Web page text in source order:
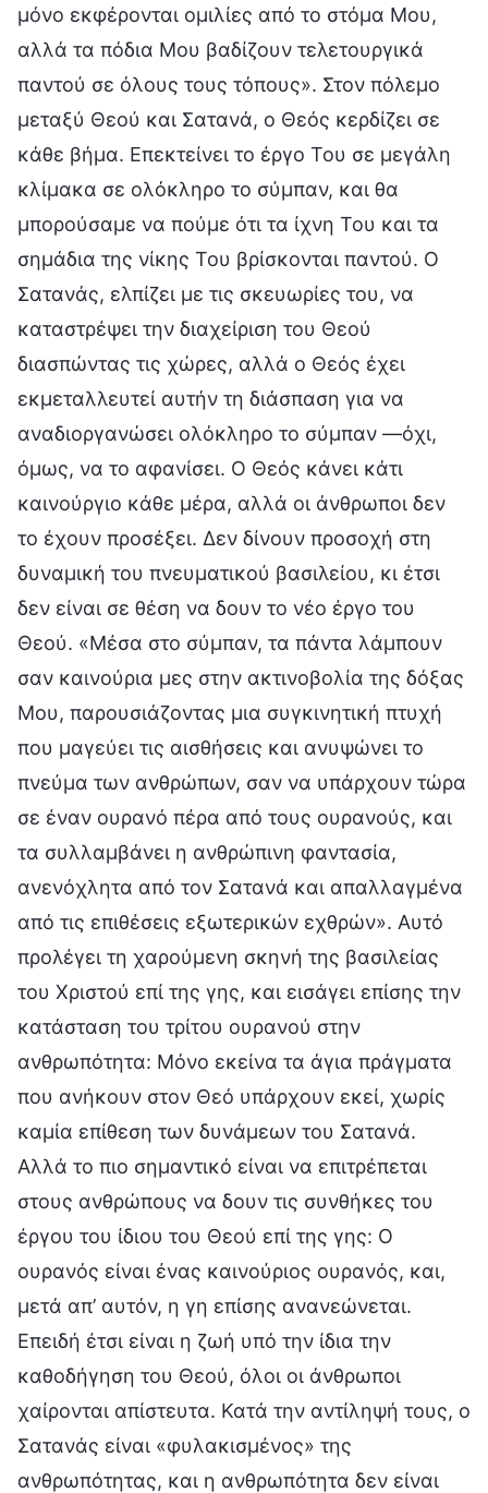
μόνο εκφέρονται ομιλίες από το στόμα Μου,
αλλά τα πόδια Μου βαδίζουν τελετουργικά
παντού σε όλους τους τόπους». Στον πόλεμο
μεταξύ Θεού και Σατανά, ο Θεός κερδίζει σε
κάθε βήμα. Επεκτείνει το έργο Του σε μεγάλη
κλίμακα σε ολόκληρο το σύμπαν, και θα
μπορούσαμε να πούμε ότι τα ίχνη Του και τα
σημάδια της νίκης Του βρίσκονται παντού. Ο
Σατανάς, ελπίζει με τις σκευωρίες του, να
καταστρέψει την διαχείριση του Θεού
διασπώντας τις χώρες, αλλά ο Θεός έχει
εκμεταλλευτεί αυτήν τη διάσπαση για να
αναδιοργανώσει ολόκληρο το σύμπαν —όχι,
όμως, να το αφανίσει. Ο Θεός κάνει κάτι
καινούργιο κάθε μέρα, αλλά οι άνθρωποι δεν
το έχουν προσέξει. Δεν δίνουν προσοχή στη
δυναμική του πνευματικού βασιλείου, κι έτσι
δεν είναι σε θέση να δουν το νέο έργο του
Θεού. «Μέσα στο σύμπαν, τα πάντα λάμπουν
σαν καινούρια μες στην ακτινοβολία της δόξας
Μου, παρουσιάζοντας μια συγκινητική πτυχή
που μαγεύει τις αισθήσεις και ανυψώνει το
πνεύμα των ανθρώπων, σαν να υπάρχουν τώρα
σε έναν ουρανό πέρα από τους ουρανούς, και
τα συλλαμβάνει η ανθρώπινη φαντασία,
ανενόχλητα από τον Σατανά και απαλλαγμένα
από τις επιθέσεις εξωτερικών εχθρών». Αυτό
προλέγει τη χαρούμενη σκηνή της βασιλείας
του Χριστού επί της γης, και εισάγει επίσης την
κατάσταση του τρίτου ουρανού στην
ανθρωπότητα: Μόνο εκείνα τα άγια πράγματα
που ανήκουν στον Θεό υπάρχουν εκεί, χωρίς
καμία επίθεση των δυνάμεων του Σατανά.
Αλλά το πιο σημαντικό είναι να επιτρέπεται
στους ανθρώπους να δουν τις συνθήκες του
έργου του ίδιου του Θεού επί της γης: Ο
ουρανός είναι ένας καινούριος ουρανός, και,
μετά απ’ αυτόν, η γη επίσης ανανεώνεται.
Επειδή έτσι είναι η ζωή υπό την ίδια την
καθοδήγηση του Θεού, όλοι οι άνθρωποι
χαίρονται απίστευτα. Κατά την αντίληψή τους, ο
Σατανάς είναι «φυλακισμένος» της
ανθρωπότητας, και η ανθρωπότητα δεν είναι